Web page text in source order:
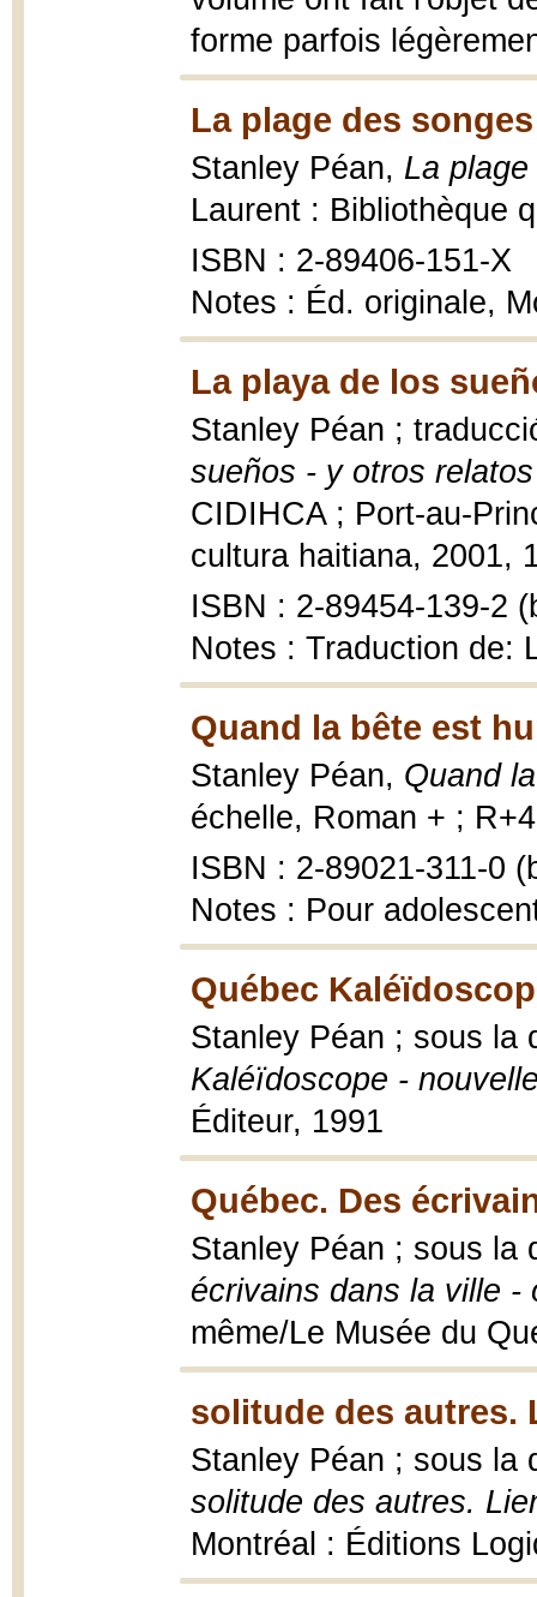
forme parfois
La plage des
Stanley Péan, La
Laurent : Bibliothèque
ISBN : 2-89406-151-X
Notes : Éd. originale,
La playa de los
Stanley Péan ;
sueños - y otros
CIDIHCA ; Port-au-
cultura haitiana, 2001,
ISBN : 2-89454-139-2
Notes : Traduction de:
Quand la bête est
Stanley Péan, Quand
échelle, Roman + ;
ISBN : 2-89021-311-0
Notes : Pour
Québec
Stanley Péan ; sous la
Kaléïdoscope -
Éditeur, 1991
Québec. Des
Stanley Péan ; sous la
écrivains dans la ville -
même/Le Musée du
solitude des autres.
Stanley Péan ; sous la
solitude des autres.
Montréal : Éditions